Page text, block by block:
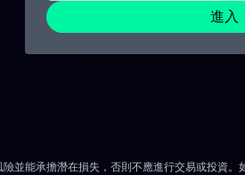
進入
能承擔潛在損失，否則不應進行交易或投資。